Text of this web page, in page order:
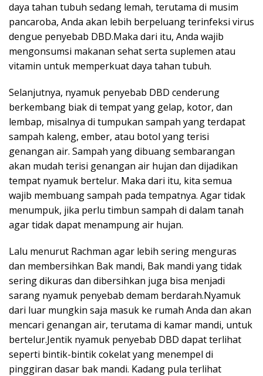
daya tahan tubuh sedang lemah, terutama di musim
pancaroba, Anda akan lebih berpeluang terinfeksi virus
dengue penyebab DBD.Maka dari itu, Anda wajib
mengonsumsi makanan sehat serta suplemen atau
vitamin untuk memperkuat daya tahan tubuh.
Selanjutnya, nyamuk penyebab DBD cenderung
berkembang biak di tempat yang gelap, kotor, dan
lembap, misalnya di tumpukan sampah yang terdapat
sampah kaleng, ember, atau botol yang terisi
genangan air. Sampah yang dibuang sembarangan
akan mudah terisi genangan air hujan dan dijadikan
tempat nyamuk bertelur. Maka dari itu, kita semua
wajib membuang sampah pada tempatnya. Agar tidak
menumpuk, jika perlu timbun sampah di dalam tanah
agar tidak dapat menampung air hujan.
Lalu menurut Rachman agar lebih sering menguras
dan membersihkan Bak mandi, Bak mandi yang tidak
sering dikuras dan dibersihkan juga bisa menjadi
sarang nyamuk penyebab demam berdarah.Nyamuk
dari luar mungkin saja masuk ke rumah Anda dan akan
mencari genangan air, terutama di kamar mandi, untuk
bertelur.Jentik nyamuk penyebab DBD dapat terlihat
seperti bintik-bintik cokelat yang menempel di
pinggiran dasar bak mandi. Kadang pula terlihat